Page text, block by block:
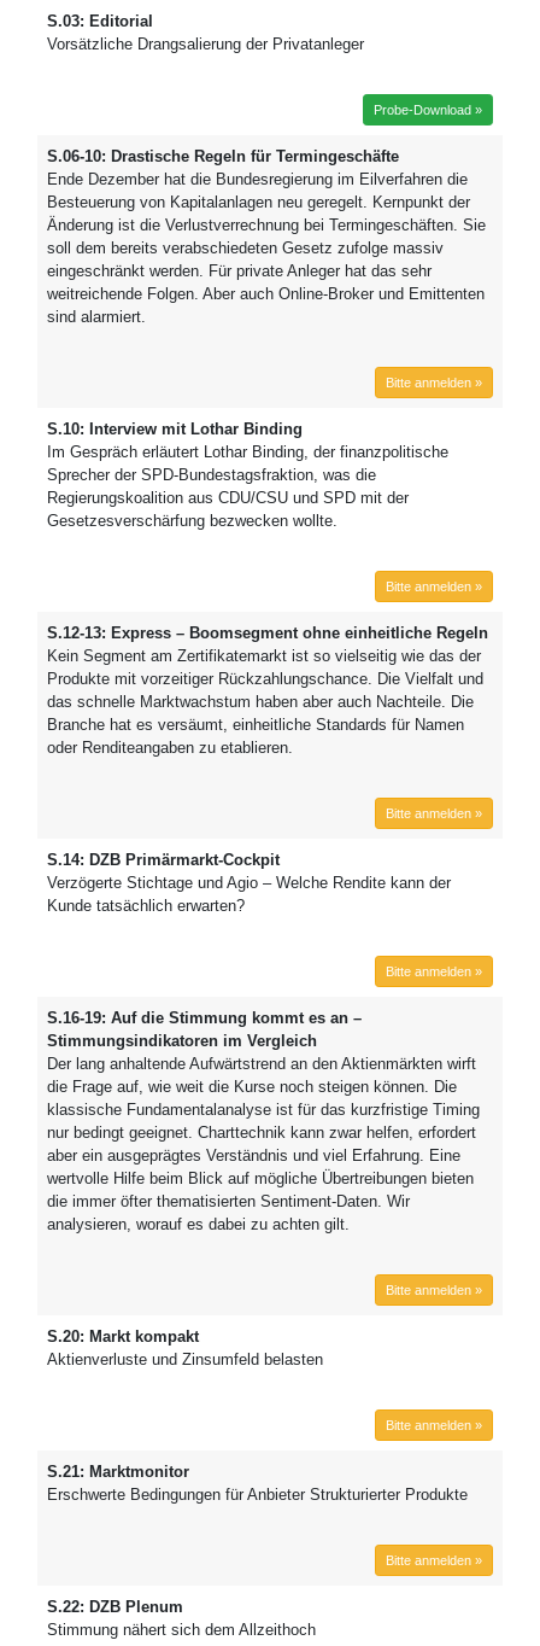
S.03: Editorial
Vorsätzliche Drangsalierung der Privatanleger
Probe-Download »
S.06-10: Drastische Regeln für Termingeschäfte
Ende Dezember hat die Bundesregierung im Eilverfahren die
Besteuerung von Kapitalanlagen neu geregelt. Kernpunkt der
Änderung ist die Verlustverrechnung bei Termingeschäften. Sie
soll dem bereits verabschiedeten Gesetz zufolge massiv
eingeschränkt werden. Für private Anleger hat das sehr
weitreichende Folgen. Aber auch Online-Broker und Emittenten
sind alarmiert.
Bitte anmelden »
S.10: Interview mit Lothar Binding
Im Gespräch erläutert Lothar Binding, der finanzpolitische
Sprecher der SPD-Bundestagsfraktion, was die
Regierungskoalition aus CDU/CSU und SPD mit der
Gesetzesverschärfung bezwecken wollte.
Bitte anmelden »
S.12-13: Express – Boomsegment ohne einheitliche Regeln
Kein Segment am Zertifikatemarkt ist so vielseitig wie das der
Produkte mit vorzeitiger Rückzahlungschance. Die Vielfalt und
das schnelle Marktwachstum haben aber auch Nachteile. Die
Branche hat es versäumt, einheitliche Standards für Namen
oder Renditeangaben zu etablieren.
Bitte anmelden »
S.14: DZB Primärmarkt-Cockpit
Verzögerte Stichtage und Agio – Welche Rendite kann der
Kunde tatsächlich erwarten?
Bitte anmelden »
S.16-19: Auf die Stimmung kommt es an –
Stimmungsindikatoren im Vergleich
Der lang anhaltende Aufwärtstrend an den Aktienmärkten wirft
die Frage auf, wie weit die Kurse noch steigen können. Die
klassische Fundamentalanalyse ist für das kurzfristige Timing
nur bedingt geeignet. Charttechnik kann zwar helfen, erfordert
aber ein ausgeprägtes Verständnis und viel Erfahrung. Eine
wertvolle Hilfe beim Blick auf mögliche Übertreibungen bieten
die immer öfter thematisierten Sentiment-Daten. Wir
analysieren, worauf es dabei zu achten gilt.
Bitte anmelden »
S.20: Markt kompakt
Aktienverluste und Zinsumfeld belasten
Bitte anmelden »
S.21: Marktmonitor
Erschwerte Bedingungen für Anbieter Strukturierter Produkte
Bitte anmelden »
S.22: DZB Plenum
Stimmung nähert sich dem Allzeithoch